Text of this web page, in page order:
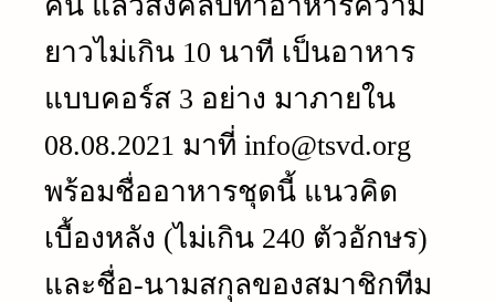
ยาวไม่เกิน 10 นาที เป็นอาหาร
แบบคอร์ส 3 อย่าง มาภายใน
08.08.2021 มาที่ info@tsvd.org
พร้อมชื่ออาหารชุดนี้ แนวคิด
เบื้องหลัง (ไม่เกิน 240 ตัวอักษร)
และชื่อ-นามสกุลของสมาชิกทีม